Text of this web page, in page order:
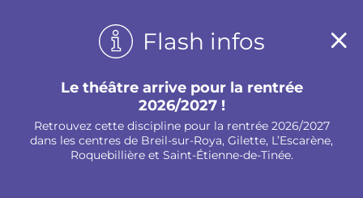
Flash infos
Le théâtre arrive pour la rentrée
2026/2027 !
Retrouvez cette discipline pour la rentrée 2026/2027
dans les centres de Breil-sur-Roya, Gilette, L’Escarène,
Roquebillière et Saint-Étienne-de-Tinée.